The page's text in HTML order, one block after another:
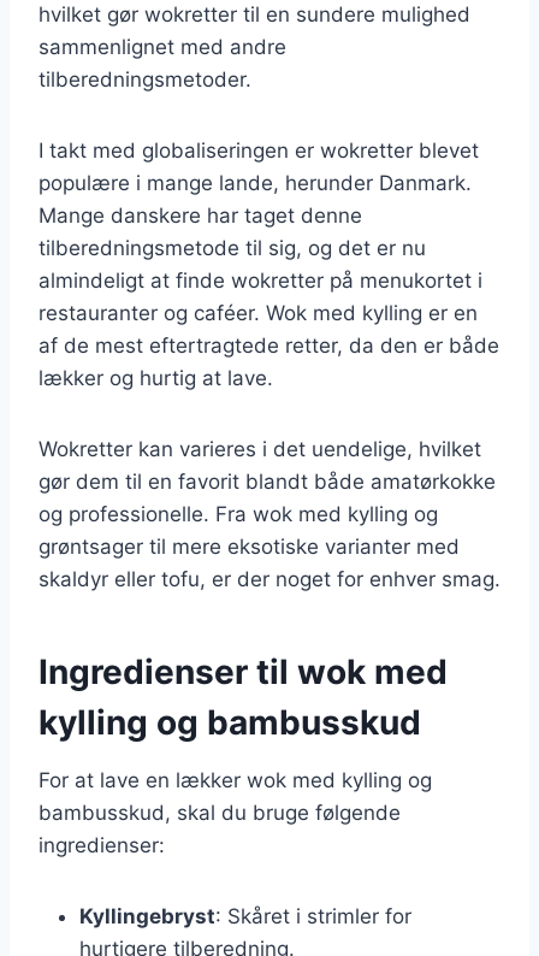
hvilket gør wokretter til en sundere mulighed
sammenlignet med andre
tilberedningsmetoder.
I takt med globaliseringen er wokretter blevet
populære i mange lande, herunder Danmark.
Mange danskere har taget denne
tilberedningsmetode til sig, og det er nu
almindeligt at finde wokretter på menukortet i
restauranter og caféer. Wok med kylling er en
af de mest eftertragtede retter, da den er både
lækker og hurtig at lave.
Wokretter kan varieres i det uendelige, hvilket
gør dem til en favorit blandt både amatørkokke
og professionelle. Fra wok med kylling og
grøntsager til mere eksotiske varianter med
skaldyr eller tofu, er der noget for enhver smag.
Ingredienser til wok med
kylling og bambusskud
For at lave en lækker wok med kylling og
bambusskud, skal du bruge følgende
ingredienser:
Kyllingebryst: Skåret i strimler for
hurtigere tilberedning.